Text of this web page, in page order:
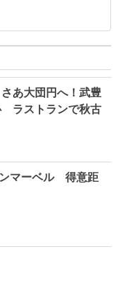
あ大団円へ！武豊
ラストランで秋古
ンマーベル 得意距